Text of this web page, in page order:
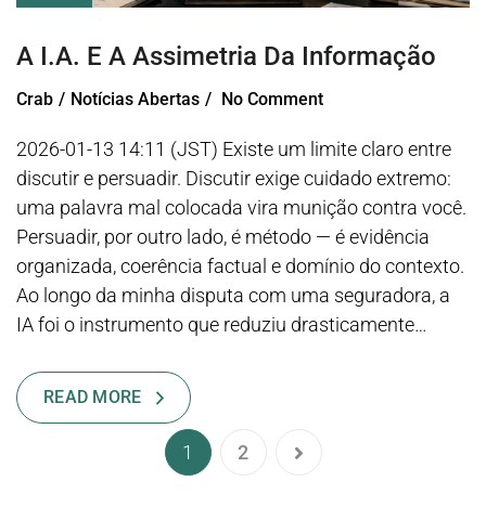
A I.A. E A Assimetria Da Informação
Crab Notícias Abertas No Comment
2026-01-13 14:11 (JST) Existe um limite claro entre
discutir e persuadir. Discutir exige cuidado extremo:
uma palavra mal colocada vira munição contra você.
Persuadir, por outro lado, é método — é evidência
organizada, coerência factual e domínio do contexto.
Ao longo da minha disputa com uma seguradora, a
IA foi o instrumento que reduziu drasticamente…
READ MORE
1 2